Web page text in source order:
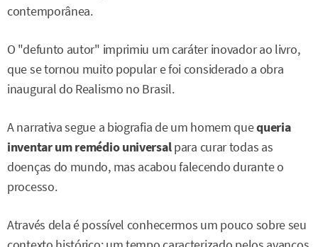
contemporânea.
O "defunto autor" imprimiu um caráter inovador ao livro,
que se tornou muito popular e foi considerado a obra
inaugural do Realismo no Brasil.
A narrativa segue a biografia de um homem quequeria
inventar um remédio universalpara curar todas as
doenças do mundo, mas acabou falecendo durante o
processo.
Através dela é possível conhecermos um pouco sobre seu